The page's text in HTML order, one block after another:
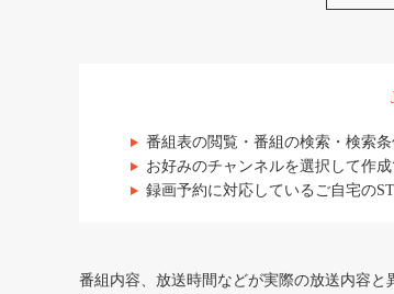
番組表の閲覧・番組の検索・検索
お好みのチャンネルを選択して作成
録画予約に対応しているご自宅の
番組内容、放送時間などが実際の放送内容と